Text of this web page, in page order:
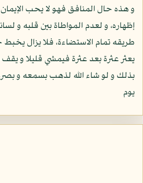
و هذه حال المنافق فهو لا يحب
إظهاره، و لعدم المواطاة بين قلبه و
طريقه تمام الاستضاءة، فلا يزال
يعثر عثرة بعد عثرة فيمشي قليلا و يقف
بذلك و لو شاء الله لذهب بسمعه و
يوم